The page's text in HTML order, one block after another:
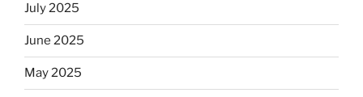
July 2025
June 2025
May 2025